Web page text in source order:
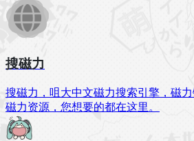
搜磁力
搜磁力，咀大中文磁力搜索引擎，磁
磁力资源，您想要的都在这里。